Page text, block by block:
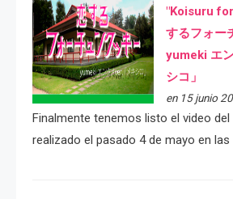
"Koisuru
するフォー
yumeki エ
シコ」
en 15 junio
Finalmente tenemos listo el video del
realizado el pasado 4 de mayo en